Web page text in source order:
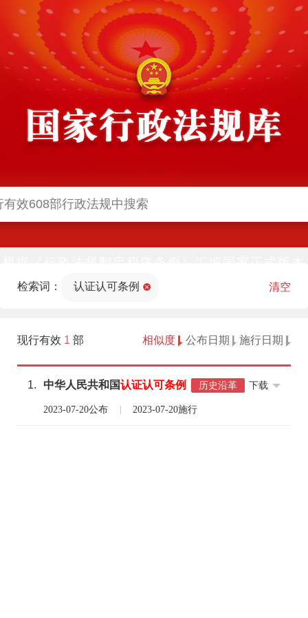
法部官网)同步公布
检索词： 认证认可条例 清空
现行有效 1 部 相似度 公布日期 施行日期
1. 中华人民共和国认证认可条例 历史沿革
2023-07-20公布 2023-07-20施行
下载